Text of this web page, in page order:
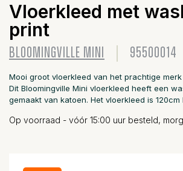
Vloerkleed met
print
BLOOMINGVILLE MINI 95500014
Mooi groot vloerkleed van het prachtige merk
Dit Bloomingville Mini vloerkleed heeft een
gemaakt van katoen. Het vloerkleed is
Op voorraad - vóór 15:00 uur besteld,